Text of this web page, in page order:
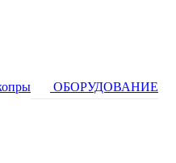
ОБОРУДОВАНИЕ